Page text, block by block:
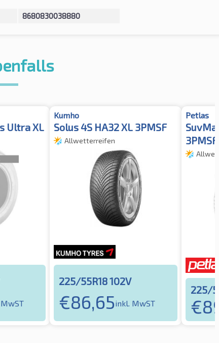
8680830038880
Ultra XL
Kumho
Solus 4S HA32 XL 3PMSF
Allwetterreifen
225/55R18 102V
€86,65inkl. MwST
Petlas
3PMSF
225/
€